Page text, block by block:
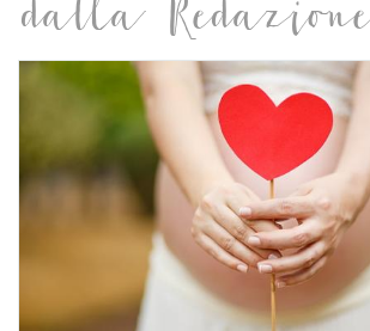
dalla Redazione